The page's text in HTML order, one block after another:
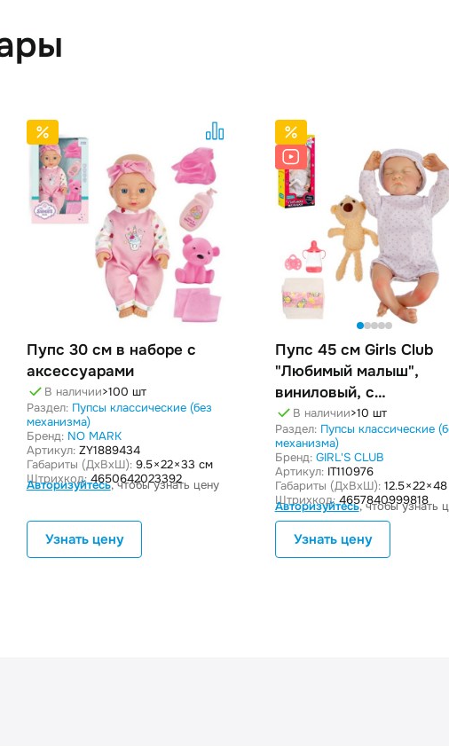
Пупс 30 см в наборе с
аксессуарами
В наличии>100 шт
Раздел: Пупсы классические (без
механизма)
Бренд: NO MARK
Артикул: ZY1889434
Габариты (ДxВxШ): 9.5 × 22 × 33 см
Штрихкод: 4650642023392
Авторизуйтесь, чтобы узнать цену
Узнать цену
Пупс 45 см Girls Club
"Любимый малыш",
виниловый, с
аксессуарами
В наличии>10 шт
Раздел: Пупсы классические
механизма)
Бренд: GIRL'S CLUB
Артикул: IT110976
Габариты (ДxВxШ): 12.5 × 22 ×
Штрихкод: 4657840999818
Авторизуйтесь, чтобы узнать
Узнать цену